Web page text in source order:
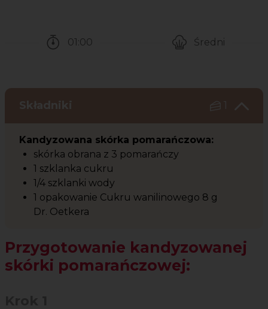
01:00
Średni
Składniki 1
Kandyzowana skórka pomarańczowa:
skórka obrana z 3 pomarańczy
1 szklanka cukru
1/4 szklanki wody
1 opakowanie Cukru wanilinowego 8 g
Dr. Oetkera
Przygotowanie kandyzowanej
skórki pomarańczowej: